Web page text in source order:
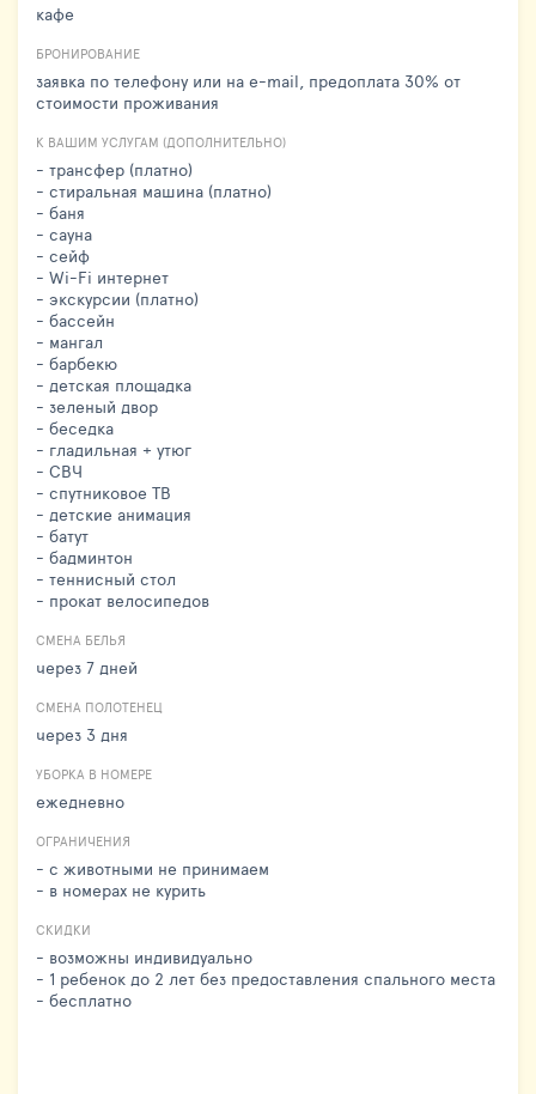
кафе
БРОНИРОВАНИЕ
заявка по телефону или на e-mail, предоплата 30% от
стоимости проживания
К ВАШИМ УСЛУГАМ (ДОПОЛНИТЕЛЬНО)
- трансфер (платно)
- стиральная машина (платно)
- баня
- сауна
- сейф
- Wi-Fi интернет
- экскурсии (платно)
- бассейн
- мангал
- барбекю
- детская площадка
- зеленый двор
- беседка
- гладильная + утюг
- СВЧ
- спутниковое ТВ
- детские анимация
- батут
- бадминтон
- теннисный стол
- прокат велосипедов
СМЕНА БЕЛЬЯ
через 7 дней
СМЕНА ПОЛОТЕНЕЦ
через 3 дня
УБОРКА В НОМЕРЕ
ежедневно
ОГРАНИЧЕНИЯ
- с животными не принимаем
- в номерах не курить
СКИДКИ
- возможны индивидуально
- 1 ребенок до 2 лет без предоставления спального места
- бесплатно